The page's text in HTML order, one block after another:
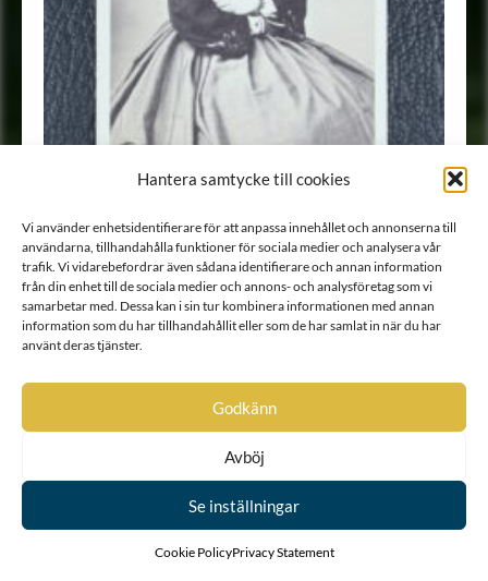
Hantera samtycke till cookies
Vi använder enhetsidentifierare för att anpassa innehållet och annonserna till
användarna, tillhandahålla funktioner för sociala medier och analysera vår
trafik. Vi vidarebefordrar även sådana identifierare och annan information
från din enhet till de sociala medier och annons- och analysföretag som vi
samarbetar med. Dessa kan i sin tur kombinera informationen med annan
information som du har tillhandahållit eller som de har samlat in när du har
använt deras tjänster.
Godkänn
Avböj
Se inställningar
Cookie PolicyPrivacy Statement
Porträtt•